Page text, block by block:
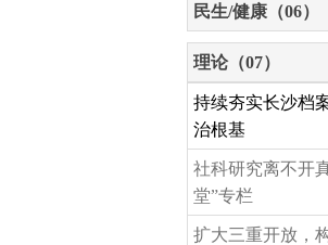
民生/健康（06）
理论（07）
持续夯实长沙档
治根基
社科研究离不开
堂”专栏
扩大三重开放，